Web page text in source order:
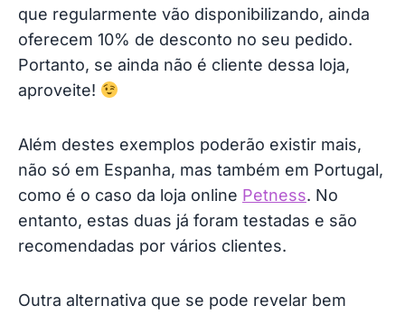
que regularmente vão disponibilizando, ainda
oferecem 10% de desconto no seu pedido.
Portanto, se ainda não é cliente dessa loja,
aproveite!
Além destes exemplos poderão existir mais,
não só em Espanha, mas também em Portugal,
como é o caso da loja online Petness. No
entanto, estas duas já foram testadas e são
recomendadas por vários clientes.
Outra alternativa que se pode revelar bem